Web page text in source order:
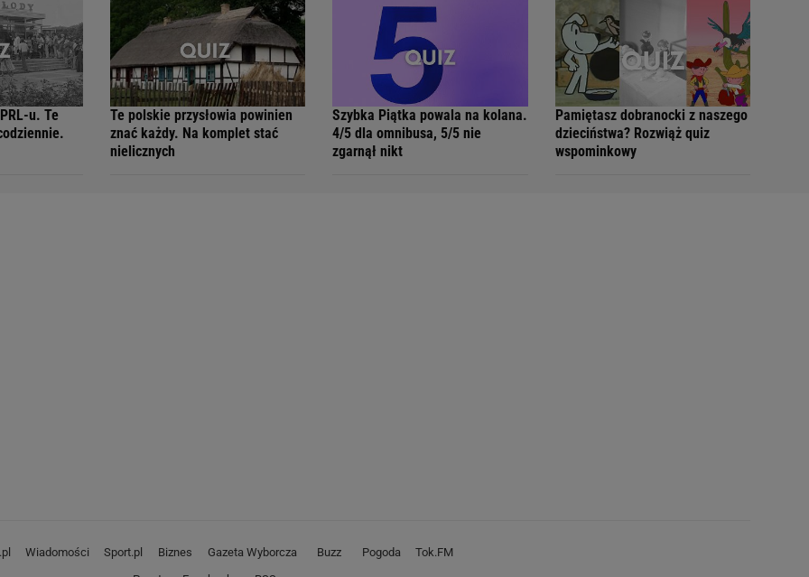
u. Te
Te polskie przysłowia powinien
znać każdy. Na komplet stać
nielicznych
Szybka Piątka powala na kolana.
4/5 dla omnibusa, 5/5 nie
zgarnął nikt
Pamiętasz dobranocki z naszego
dzieciństwa? Rozwiąż quiz
wspominkowy
Wiadomości Sport.pl Biznes Gazeta Wyborcza Buzz Pogoda
Tok.FM